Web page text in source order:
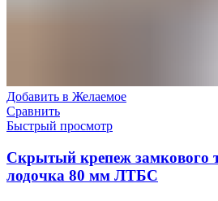
Добавить в Желаемое
Сравнить
Быстрый просмотр
Скрытый крепеж замкового
лодочка 80 мм ЛТБС